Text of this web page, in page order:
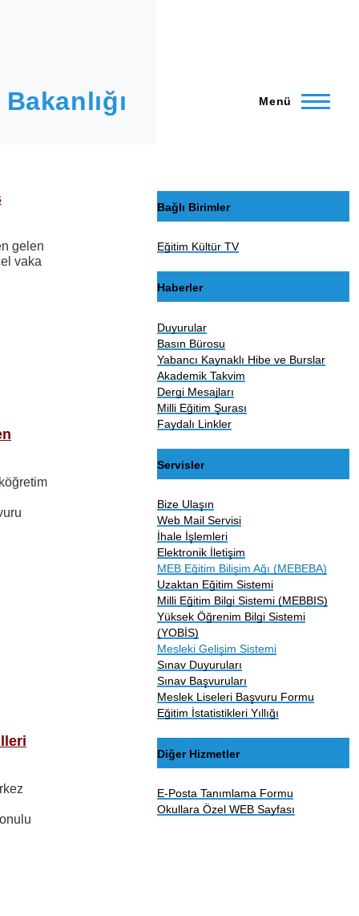
Menü
gelen
vaka
Bağlı Birimler
Eğitim Kültür TV
Haberler
Duyurular
Basın Bürosu
Yabancı Kaynaklı Hibe ve Burslar
Akademik Takvim
Dergi Mesajları
Milli Eğitim Şurası
Faydalı Linkler
Servisler
Bize Ulaşın
Web Mail Servisi
İhale İşlemleri
Elektronik İletişim
MEB Eğitim Bilişim Ağı (MEBEBA)
Uzaktan Eğitim Sistemi
Milli Eğitim Bilgi Sistemi (MEBBIS)
Yüksek Öğrenim Bilgi Sistemi
(YOBİS)
Mesleki Gelişim Sistemi
Sınav Duyuruları
Sınav Başvuruları
Meslek Liseleri Başvuru Formu
Eğitim İstatistikleri Yıllığı
Diğer Hizmetler
E-Posta Tanımlama Formu
Okullara Özel WEB Sayfası